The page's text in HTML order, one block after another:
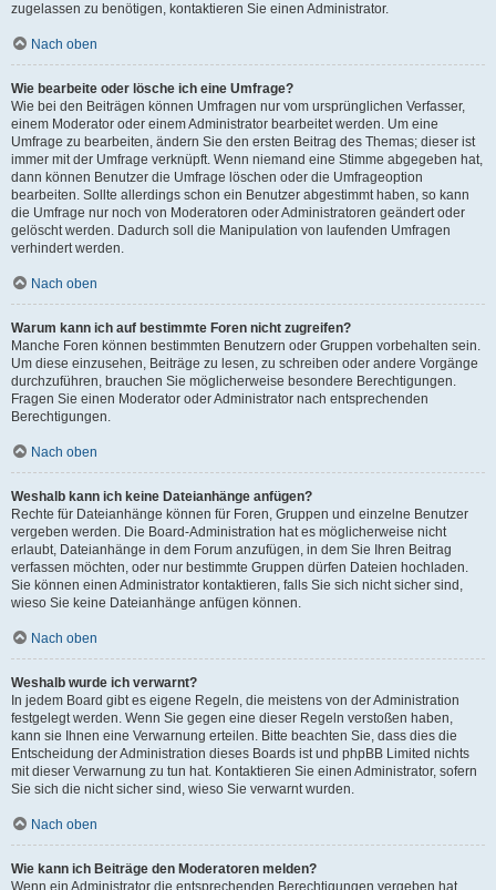
zugelassen zu benötigen, kontaktieren Sie einen Administrator.
Nach oben
Wie bearbeite oder lösche ich eine Umfrage?
Wie bei den Beiträgen können Umfragen nur vom ursprünglichen Verfasser,
einem Moderator oder einem Administrator bearbeitet werden. Um eine
Umfrage zu bearbeiten, ändern Sie den ersten Beitrag des Themas; dieser ist
immer mit der Umfrage verknüpft. Wenn niemand eine Stimme abgegeben hat,
dann können Benutzer die Umfrage löschen oder die Umfrageoption
bearbeiten. Sollte allerdings schon ein Benutzer abgestimmt haben, so kann
die Umfrage nur noch von Moderatoren oder Administratoren geändert oder
gelöscht werden. Dadurch soll die Manipulation von laufenden Umfragen
verhindert werden.
Nach oben
Warum kann ich auf bestimmte Foren nicht zugreifen?
Manche Foren können bestimmten Benutzern oder Gruppen vorbehalten sein.
Um diese einzusehen, Beiträge zu lesen, zu schreiben oder andere Vorgänge
durchzuführen, brauchen Sie möglicherweise besondere Berechtigungen.
Fragen Sie einen Moderator oder Administrator nach entsprechenden
Berechtigungen.
Nach oben
Weshalb kann ich keine Dateianhänge anfügen?
Rechte für Dateianhänge können für Foren, Gruppen und einzelne Benutzer
vergeben werden. Die Board-Administration hat es möglicherweise nicht
erlaubt, Dateianhänge in dem Forum anzufügen, in dem Sie Ihren Beitrag
verfassen möchten, oder nur bestimmte Gruppen dürfen Dateien hochladen.
Sie können einen Administrator kontaktieren, falls Sie sich nicht sicher sind,
wieso Sie keine Dateianhänge anfügen können.
Nach oben
Weshalb wurde ich verwarnt?
In jedem Board gibt es eigene Regeln, die meistens von der Administration
festgelegt werden. Wenn Sie gegen eine dieser Regeln verstoßen haben,
kann sie Ihnen eine Verwarnung erteilen. Bitte beachten Sie, dass dies die
Entscheidung der Administration dieses Boards ist und phpBB Limited nichts
mit dieser Verwarnung zu tun hat. Kontaktieren Sie einen Administrator, sofern
Sie sich die nicht sicher sind, wieso Sie verwarnt wurden.
Nach oben
Wie kann ich Beiträge den Moderatoren melden?
Wenn ein Administrator die entsprechenden Berechtigungen vergeben hat,